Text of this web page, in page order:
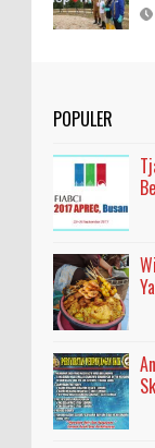
POPULER